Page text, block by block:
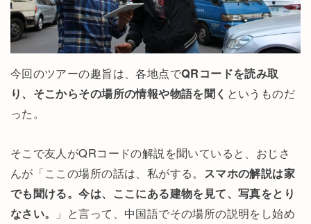
今回のツアーの趣旨は、各地点でQRコードを読み取
り、そこからその場所の情報や物語を聞く というものだ
った。
そこで友人がQRコードの解説を聞いていると、おじさ
んが「ここの場所の話は、私がする。 スマホの解説は家
でも聞ける。今は、ここにある建物を見て、写真をとり
なさい。
」と言って、中国語でその場所の説明をし始め